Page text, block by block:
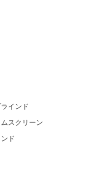
インド
スクリーン
ド